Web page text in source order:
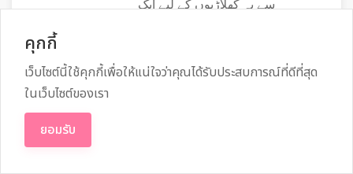
سے یہ کھلاڑیوں کے لیے ایک
معیار کی پروموشنز،
คุกกี้
เว็บไซต์นี้ใช้คุกกี้เพื่อให้แน่ใจว่าคุณได้รับประสบการณ์ที่ดีที่สุด
ในเว็บไซต์ของเรา
ยอมรับ